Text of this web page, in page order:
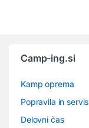
Camp-ing.si
Kamp oprema
Popravila in servis
Delovni čas